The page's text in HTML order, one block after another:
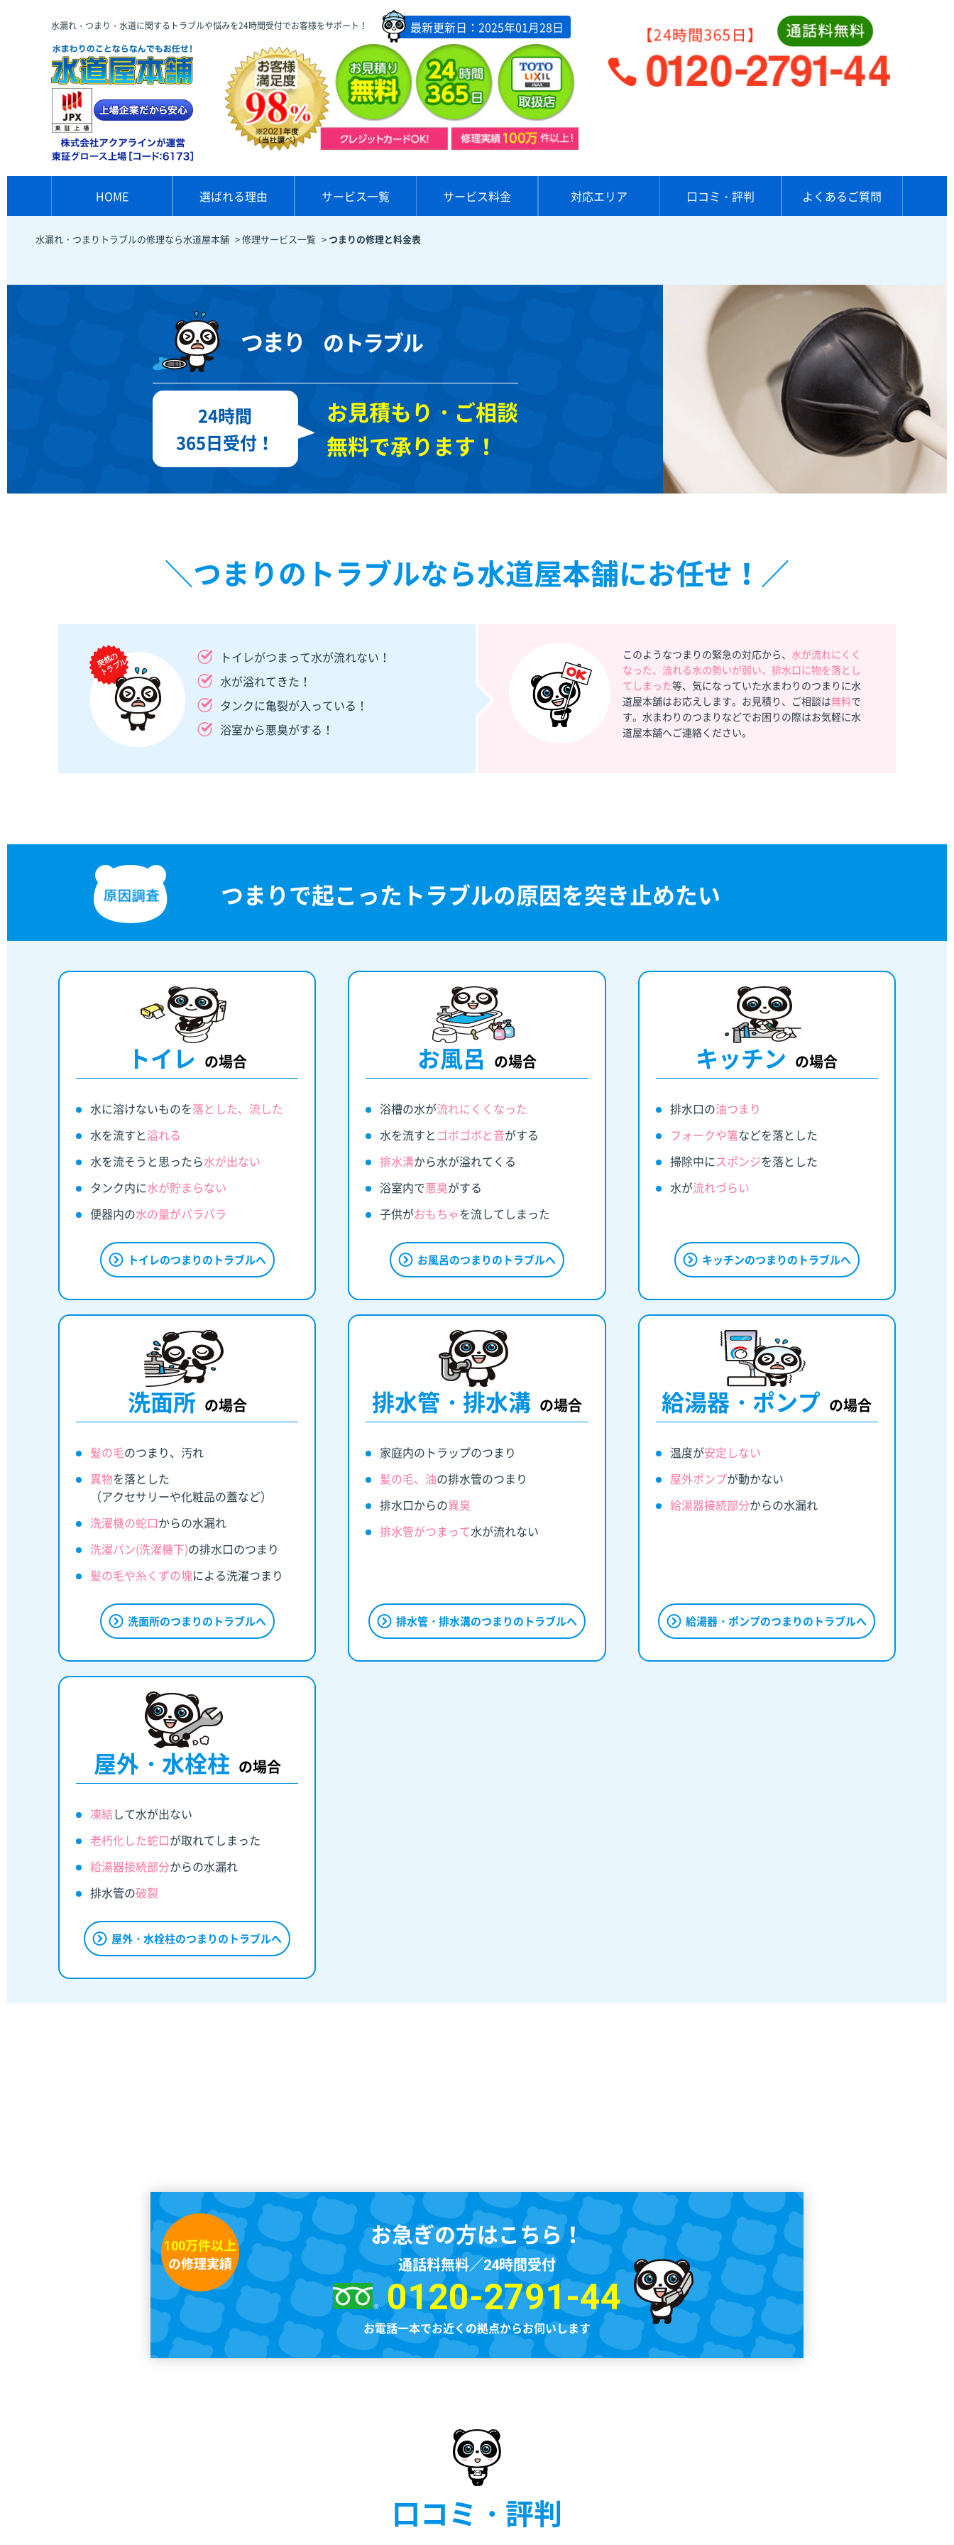
水漏れ・つまり・水道に関するトラブルや悩みを24時間受付でお客様をサポート！ 最新更新日：2025年01月28日
HOME 選ばれる理由 サービス一覧 サービス料金 対応エリア 口コミ・評判 よくあるご質問
水漏れ・つまりトラブルの修理なら水道屋本舗 >修理サービス一覧 > つまりの修理と料金表
つまり のトラブル
24時間
365日受付！
お見積もり・ご相談
無料で承ります！
＼つまりのトラブルなら水道屋本舗にお任せ！ ／
トイレがつまって水が流れない！
水が溢れてきた！
タンクに亀裂が入っている！
浴室から悪臭がする！
このようなつまりの緊急の対応から、 水が流れにくく
なった、流れる水の勢いが弱い、排水口に物を落とし
てしまった等、気になっていた水まわりのつまりに水
道屋本舗はお応えします。お見積り、ご相談は無料で
す。水まわりのつまりなどでお困りの際はお気軽に水
道屋本舗へご連絡ください。
つまりで起こった トラブルの原因を突き止めたい
トイレ の場合
水に溶けないものを落とした、流した
水を流すと溢れる
水を流そうと思ったら水が出ない
タンク内に水が貯まらない
便器内の水の量がバラバラ
トイレのつまりのトラブルへ
お風呂 の場合
浴槽の水が流れにくくなった
水を流すと ゴボゴボと音がする
排水溝から水が溢れてくる
浴室内で悪臭がする
子供がおもちゃを流してしまった
お風呂のつまりのトラブルへ
キッチン の場合
排水口の油つまり
フォークや箸などを落とした
掃除中にスポンジを落とした
水が流れづらい
キッチンのつまりのトラブルへ
洗面所 の場合
髪の毛のつまり、汚れ
異物を落とした
（アクセサリーや化粧品の蓋など）
洗濯機の蛇口からの水漏れ
洗濯パン(洗濯機下)の排水口のつまり
髪の毛や糸くずの塊による洗濯つまり
洗面所のつまりのトラブルへ
排水管・排水溝 の場合
家庭内のトラップのつまり
髪の毛、油の排水管のつまり
排水口からの異臭
排水管がつまって水が流れない
排水管・排水溝のつまりのトラブルへ
給湯器・ポンプ の場合
温度が安定しない
屋外ポンプが動かない
給湯器接続部分からの水漏れ
給湯器・ポンプのつまりのトラブルへ
屋外・水栓柱 の場合
凍結して水が出ない
老朽化した蛇口が取れてしまった
給湯器接続部分からの水漏れ
排水管の破裂
屋外・水栓柱のつまりのトラブルへ
お急ぎの方はこちら！
通話料無料／24時間受付
0120-2791-44
お電話一本でお近くの拠点からお伺いします
100万件以上
の修理実績
口コミ・評判